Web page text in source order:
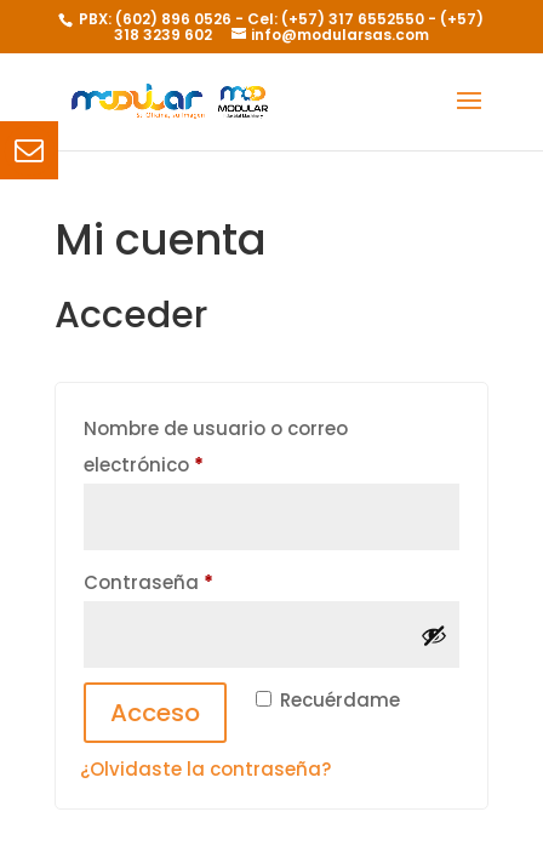
PBX: (602) 896 0526 - Cel: (+57) 317 6552550 - (+57)
318 3239 602 info@modularsas.com
Mi cuenta
Acceder
Nombre de usuario o correo
electrónico *Obligatorio
Contraseña *Obligatorio
Recuérdame
Acceso
¿Olvidaste la contraseña?